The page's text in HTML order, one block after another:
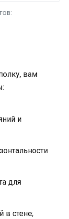
вам
и
для
в стене;